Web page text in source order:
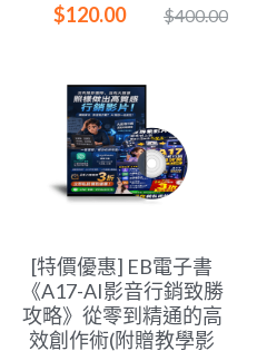
$120.00
$400.00
[特價優惠] EB電子書
《A17-AI影音行銷致勝
攻略》從零到精通的高
效創作術(附贈教學影